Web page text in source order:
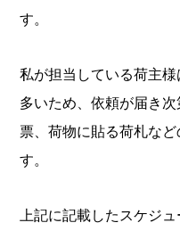
す。
私が担当している荷主
多いため、依頼が届き
票、荷物に貼る荷札な
す。
上記に記載したスケジ